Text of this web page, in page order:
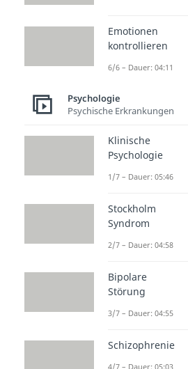
Sender
dass er etwas
Sender
einen
damit auch
dort etwas
Appellfunktion
dich der
dass du ihm
etwas
Beispiel 2: „Dort
was zu essen
vermittelt dir
nur die
Imbiss-Stand
Emotionen
kontrollieren
6/6 – Dauer: 04:11
Psychologie
Psychische Erkrankungen
Klinische
Psychologie
1/7 – Dauer: 05:46
Stockholm
Syndrom
2/7 – Dauer: 04:58
Bipolare
Störung
3/7 – Dauer: 04:55
Schizophrenie
4/7 – Dauer: 05:03